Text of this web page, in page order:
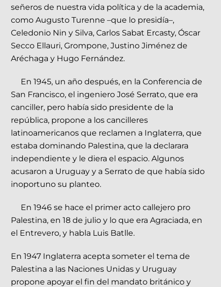
señeros de nuestra vida política y de la academia,
como Augusto Turenne –que lo presidía–,
Celedonio Nin y Silva, Carlos Sabat Ercasty, Óscar
Secco Ellauri, Grompone, Justino Jiménez de
Aréchaga y Hugo Fernández.
En 1945, un año después, en la Conferencia de
San Francisco, el ingeniero José Serrato, que era
canciller, pero había sido presidente de la
república, propone a los cancilleres
latinoamericanos que reclamen a Inglaterra, que
estaba dominando Palestina, que la declarara
independiente y le diera el espacio. Algunos
acusaron a Uruguay y a Serrato de que había sido
inoportuno su planteo.
En 1946 se hace el primer acto callejero pro
Palestina, en 18 de julio y lo que era Agraciada, en
el Entrevero, y habla Luis Batlle.
En 1947 Inglaterra acepta someter el tema de
Palestina a las Naciones Unidas y Uruguay
propone apoyar el fin del mandato británico y